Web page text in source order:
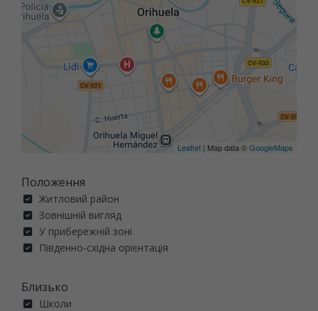
Leaflet | Map data ©GoogleMaps
Положення
Житловий район
Зовнішній вигляд
У прибережній зоні
Південно-східна орієнтація
Близько
Школи